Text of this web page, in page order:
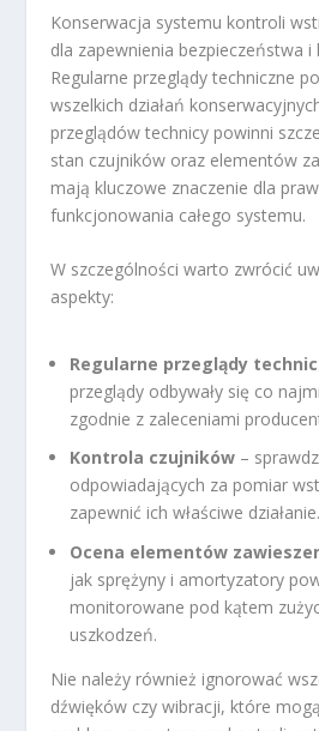
Konserwacja systemu kontroli
dla zapewnienia bezpieczeństwa
Regularne przeglądy techniczne
wszelkich działań
przeglądów technicy powinni
stan czujników oraz elementów
mają kluczowe znaczenie dla
funkcjonowania całego systemu.
W szczególności warto zwrócić
aspekty:
Regularne przeglądy
przeglądy odbywały się co
zgodnie z zaleceniami
Kontrola czujników –
odpowiadających za pomiar
zapewnić ich właściwe działanie.
Ocena elementów
jak sprężyny i amortyzatory
monitorowane pod kątem
uszkodzeń.
Nie należy również ignorować
dźwięków czy wibracji, które